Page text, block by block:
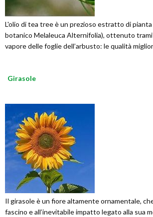
L'olio di tea tree è un prezioso estratto di
botanico Melaleuca Alternifolia), ottenuto
vapore delle foglie dell’arbusto: le qualità
Girasole
Il girasole è un fiore altamente ornamentale,
fascino e all’inevitabile impatto legato alla sua